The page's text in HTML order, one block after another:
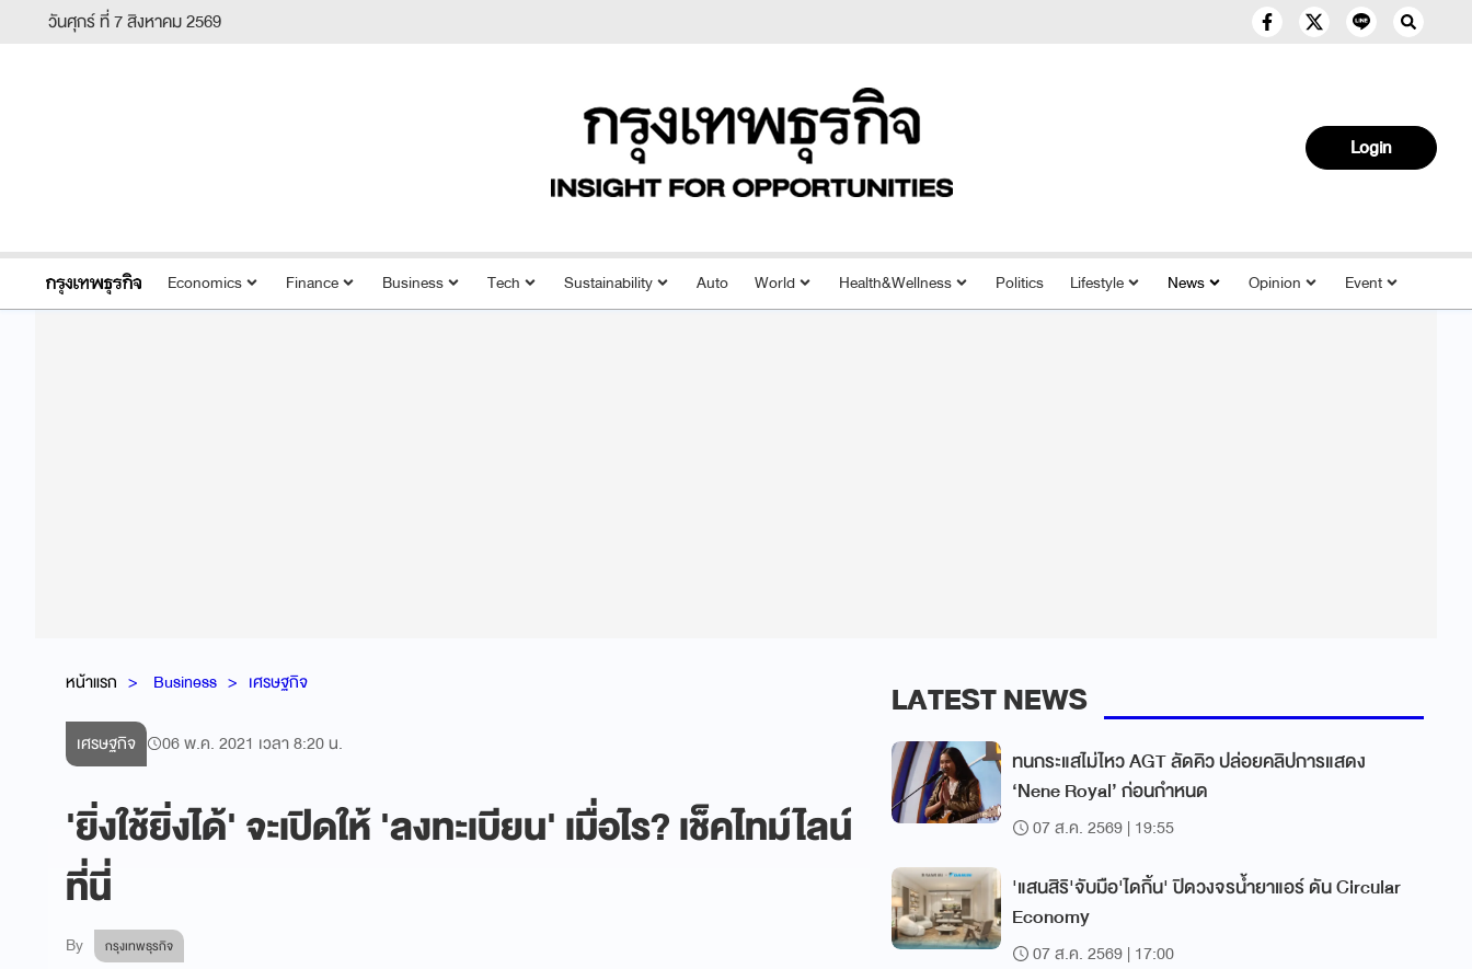
วันศุกร์ ที่ 7 สิงหาคม 2569
Login
Economics Finance Business Tech Sustainability Auto World Health&Wellness Politics Lifestyle News Opinion Event
หน้าแรก Business เศรษฐกิจ
เศรษฐกิจ 06 พ.ค. 2021 เวลา 8:20 น.
'ยิ่งใช้ยิ่งได้' จะเปิดให้ 'ลงทะเบียน' เมื่อไร? เช็คไทม์ไลน์
ที่นี่
By กรุงเทพธุรกิจ
LATEST NEWS
ทนกระแสไม่ไหว AGT ลัดคิว ปล่อยคลิปการแสดง
‘Nene Royal’ ก่อนกำหนด
07 ส.ค. 2569 | 19:55
'แสนสิริ'จับมือ'ไดกิ้น' ปิดวงจรน้ำยาแอร์ ดัน Circular
Economy
07 ส.ค. 2569 | 17:00